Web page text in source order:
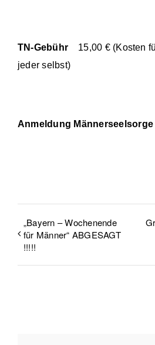
TN-Gebühr 15,00 € (Kosten
jeder selbst)
Anmeldung Männerseelsorge
„Bayern – Wochenende
für Männer“ ABGESAGT
!!!!!